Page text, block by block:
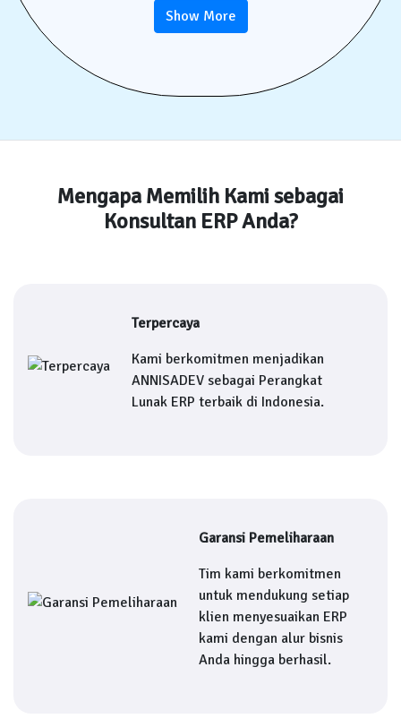
Show More
Mengapa Memilih Kami sebagai
Konsultan ERP Anda?
Terpercaya
Kami berkomitmen menjadikan
ANNISADEV sebagai Perangkat
Lunak ERP terbaik di Indonesia.
Garansi Pemeliharaan
Tim kami berkomitmen
untuk mendukung setiap
klien menyesuaikan ERP
kami dengan alur bisnis
Anda hingga berhasil.